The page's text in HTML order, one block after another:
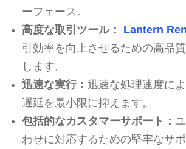
ーフェース。
高度な取引ツール：
Lantern
引効率を向上させるための高品
します。
迅速な実行： 迅速な処理速度に
遅延を最小限に抑えます。
包括的なカスタマーサポート：
わせに対応するための堅牢なサ